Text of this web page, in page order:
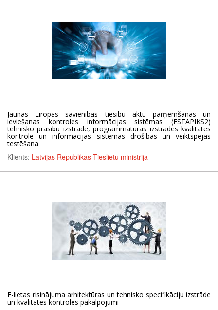
Jaunās Eiropas savienības tiesību aktu pārņemšanas un
ieviešanas kontroles informācijas sistēmas (ESTAPIKS2)
tehnisko prasību izstrāde, programmatūras izstrādes kvalitātes
kontrole un informācijas sistēmas drošības un veiktspējas
testēšana
Klients: Latvijas Republikas Tieslietu ministrija
E-lietas risinājuma arhitektūras un tehnisko specifikāciju izstrāde
un kvalitātes kontroles pakalpojumi